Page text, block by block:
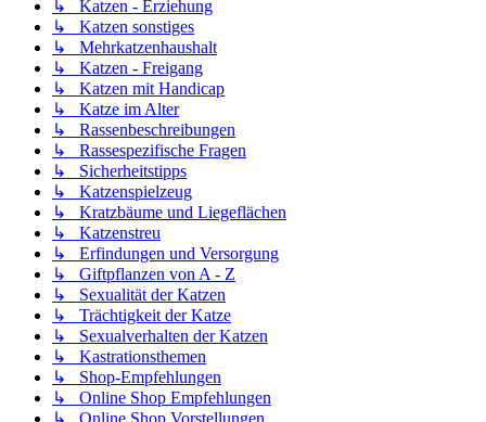
↳ Katzen - Erziehung
↳ Katzen sonstiges
↳ Mehrkatzenhaushalt
↳ Katzen - Freigang
↳ Katzen mit Handicap
↳ Katze im Alter
↳ Rassenbeschreibungen
↳ Rassespezifische Fragen
↳ Sicherheitstipps
↳ Katzenspielzeug
↳ Kratzbäume und Liegeflächen
↳ Katzenstreu
↳ Erfindungen und Versorgung
↳ Giftpflanzen von A - Z
↳ Sexualität der Katzen
↳ Trächtigkeit der Katze
↳ Sexualverhalten der Katzen
↳ Kastrationsthemen
↳ Shop-Empfehlungen
↳ Online Shop Empfehlungen